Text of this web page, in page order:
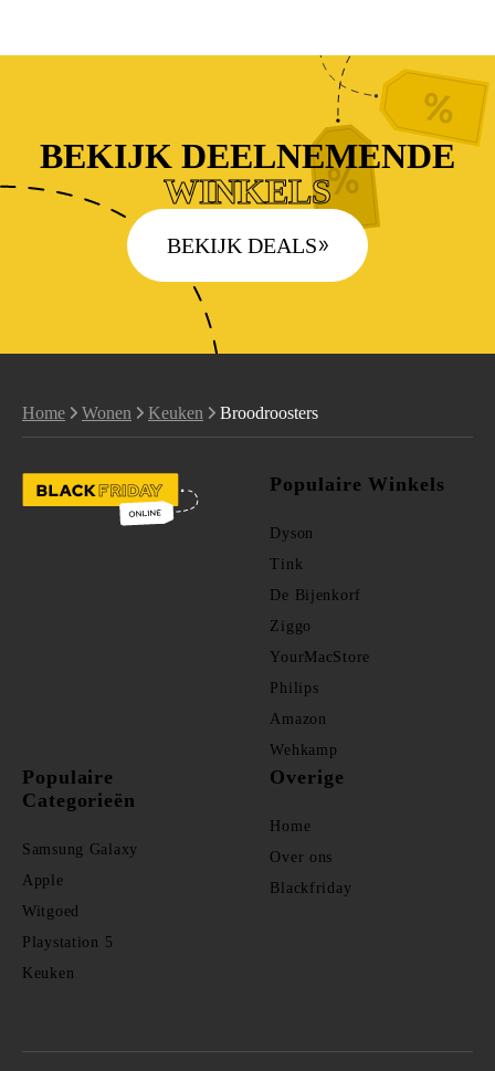
BEKIJK DEELNEMENDE
WINKELS
BEKIJK DEALS
Home Wonen Keuken Broodroosters
Populaire Winkels
Dyson
Tink
De Bijenkorf
Ziggo
YourMacStore
Philips
Amazon
Wehkamp
Populaire
Categorieën
Samsung Galaxy
Apple
Witgoed
Playstation 5
Keuken
Overige
Home
Over ons
Blackfriday